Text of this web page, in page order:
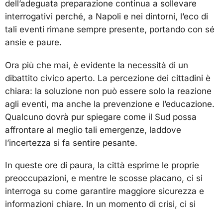
dell’adeguata preparazione continua a sollevare
interrogativi perché, a Napoli e nei dintorni, l’eco di
tali eventi rimane sempre presente, portando con sé
ansie e paure.
Ora più che mai, è evidente la necessità di un
dibattito civico aperto. La percezione dei cittadini è
chiara: la soluzione non può essere solo la reazione
agli eventi, ma anche la prevenzione e l’educazione.
Qualcuno dovrà pur spiegare come il Sud possa
affrontare al meglio tali emergenze, laddove
l’incertezza si fa sentire pesante.
In queste ore di paura, la città esprime le proprie
preoccupazioni, e mentre le scosse placano, ci si
interroga su come garantire maggiore sicurezza e
informazioni chiare. In un momento di crisi, ci si